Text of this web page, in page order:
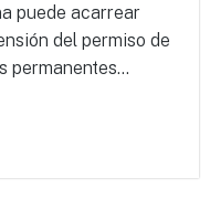
puede acarrear
del permiso de
permanentes...